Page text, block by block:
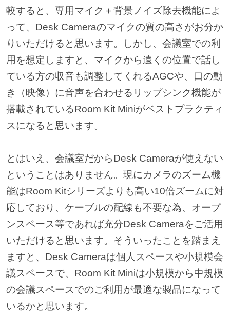
較すると、専用マイク＋背景ノイズ除去機能によ
って、Desk Cameraのマイクの質の高さがお分か
りいただけると思います。しかし、会議室での利
用を想定しますと、マイクから遠くの位置で話し
ている方の収音も調整してくれるAGCや、口の動
き（映像）に音声を合わせるリップシンク機能が
搭載されているRoom Kit Miniがベストプラクティ
スになると思います。
とはいえ、会議室だからDesk Cameraが使えない
ということはありません。現にカメラのズーム機
能はRoom Kitシリーズよりも高い10倍ズームに対
応しており、ケーブルの配線も不要な為、オープ
ンスペース等であれば充分Desk Cameraをご活用
いただけると思います。そういったことを踏まえ
ますと、Desk Cameraは個人スペースや小規模会
議スペースで、Room Kit Miniは小規模から中規模
の会議スペースでのご利用が最適な製品になって
いるかと思います。